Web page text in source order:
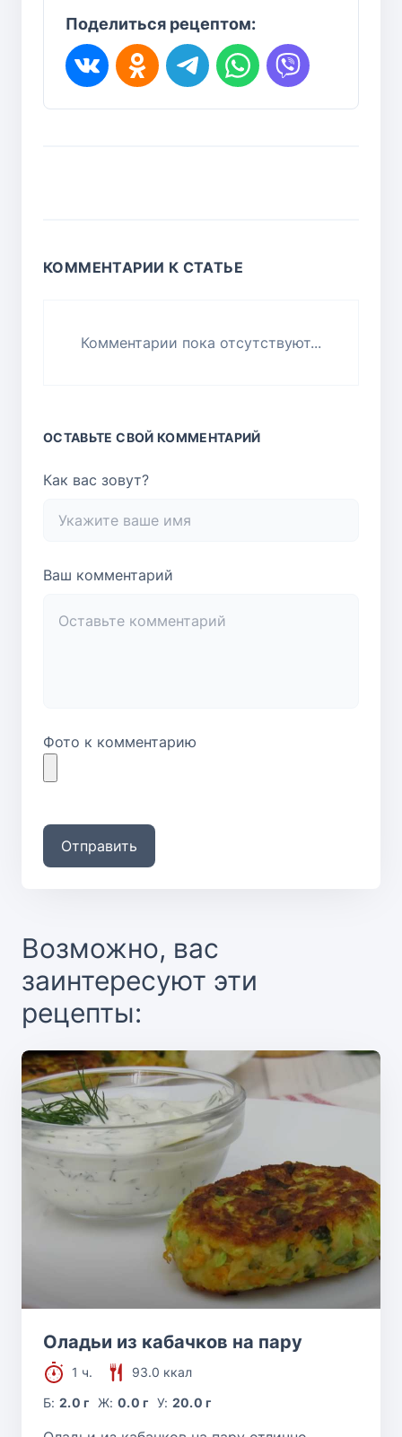
Поделиться рецептом:
КОММЕНТАРИИ К СТАТЬЕ
Комментарии пока отсутствуют...
ОСТАВЬТЕ СВОЙ КОММЕНТАРИЙ
Как вас зовут?
Ваш комментарий
Фото к комментарию
Отправить
Возможно, вас
заинтересуют эти
рецепты:
Оладьи из кабачков на пару
1 ч.
93.0 ккал
Б:2.0 г Ж: 0.0 г У: 20.0 г